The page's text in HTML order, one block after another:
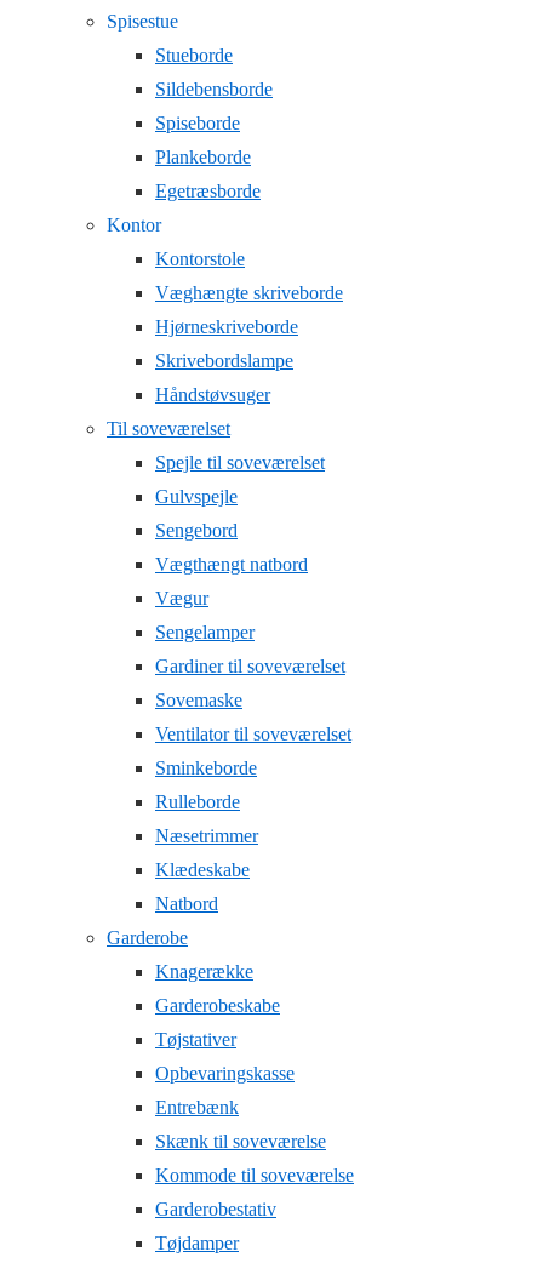
Spisestue
Stueborde
Sildebensborde
Spiseborde
Plankeborde
Egetræsborde
Kontor
Kontorstole
Væghængte skriveborde
Hjørneskriveborde
Skrivebordslampe
Håndstøvsuger
Til soveværelset
Spejle til soveværelset
Gulvspejle
Sengebord
Vægthængt natbord
Vægur
Sengelamper
Gardiner til soveværelset
Sovemaske
Ventilator til soveværelset
Sminkeborde
Rulleborde
Næsetrimmer
Klædeskabe
Natbord
Garderobe
Knagerække
Garderobeskabe
Tøjstativer
Opbevaringskasse
Entrebænk
Skænk til soveværelse
Kommode til soveværelse
Garderobestativ
Tøjdamper